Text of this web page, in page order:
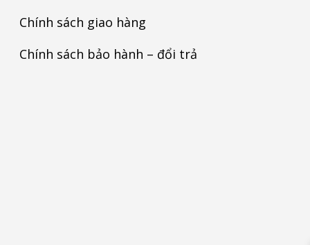
Chính sách giao hàng
Chính sách bảo hành – đổi trả